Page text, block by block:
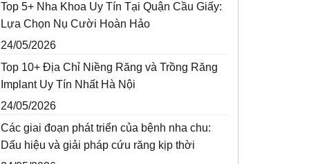
Top 5+ Nha Khoa Uy Tín Tại Quận Cầu Giấy:
Lựa Chọn Nụ Cười Hoàn Hảo
24/05/2026
Top 10+ Địa Chỉ Niềng Răng và Trồng Răng
Implant Uy Tín Nhất Hà Nội
24/05/2026
Các giai đoạn phát triển của bệnh nha chu:
Dấu hiệu và giải pháp cứu răng kịp thời